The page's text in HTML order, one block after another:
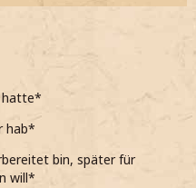
hatte*
hab*
bin, später für
will*